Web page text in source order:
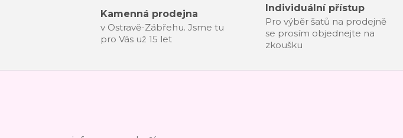
Kamenná prodejna
v Ostravě-Zábřehu. Jsme tu
pro Vás už 15 let
Individuální přístup
Pro výběr šatů na prodejně
se prosím objednejte na
zkoušku